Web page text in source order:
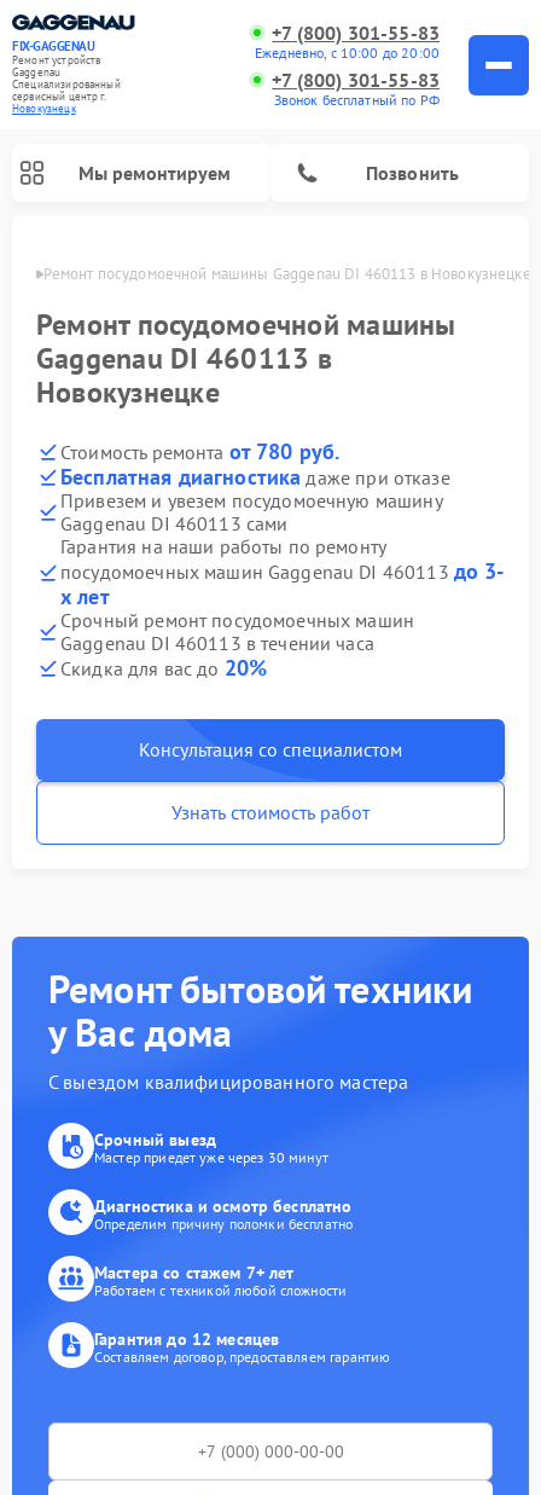
FIX-GAGGENAU
Ремонт устройств
Gaggenau
Специализированный
cервисный центр г.
Новокузнецк
+7 (800) 301-55-83
Ежедневно, с 10:00 до 20:00
+7 (800) 301-55-83
Звонок бесплатный по РФ
Мы ремонтируем Позвонить
Ремонт посудомоечной машины Gaggenau DI 460113 в Новокузнецке
Ремонт посудомоечной машины
Gaggenau DI 460113 в
Новокузнецке
Стоимость ремонта от 780 руб.
Бесплатная диагностика даже при отказе
Привезем и увезем посудомоечную машину
Gaggenau DI 460113 сами
Гарантия на наши работы по ремонту
посудомоечных машин Gaggenau DI 460113 до 3-
х лет
Срочный ремонт посудомоечных машин
Gaggenau DI 460113 в течении часа
Скидка для вас до 20%
Консультация со специалистом
Узнать стоимость работ
Ремонт бытовой техники
у Вас дома
С выездом квалифицированного мастера
Срочный выезд
Мастер приедет уже через 30 минут
Диагностика и осмотр бесплатно
Определим причину поломки бесплатно
Мастера со стажем 7+ лет
Работаем с техникой любой сложности
Гарантия до 12 месяцев
Составляем договор, предоставляем гарантию